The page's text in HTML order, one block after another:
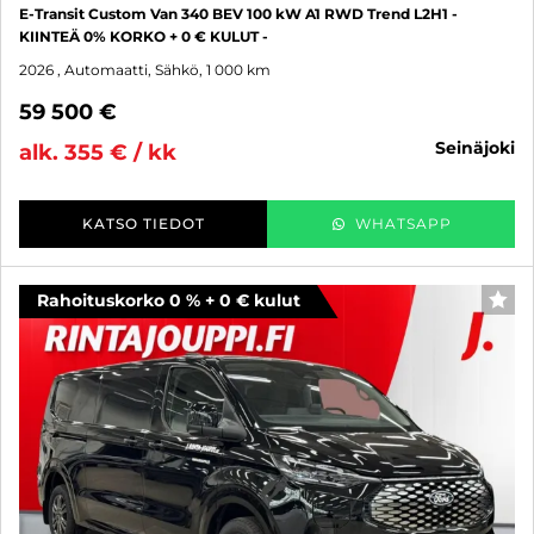
E-Transit Custom Van 340 BEV 100 kW A1 RWD Trend L2H1 -
KIINTEÄ 0% KORKO + 0 € KULUT -
2026 , Automaatti, Sähkö, 1 000 km
59 500 €
alk. 355 € / kk
seinäjoki
KATSO TIEDOT WHATSAPP
Rahoituskorko 0 % + 0 € kulut